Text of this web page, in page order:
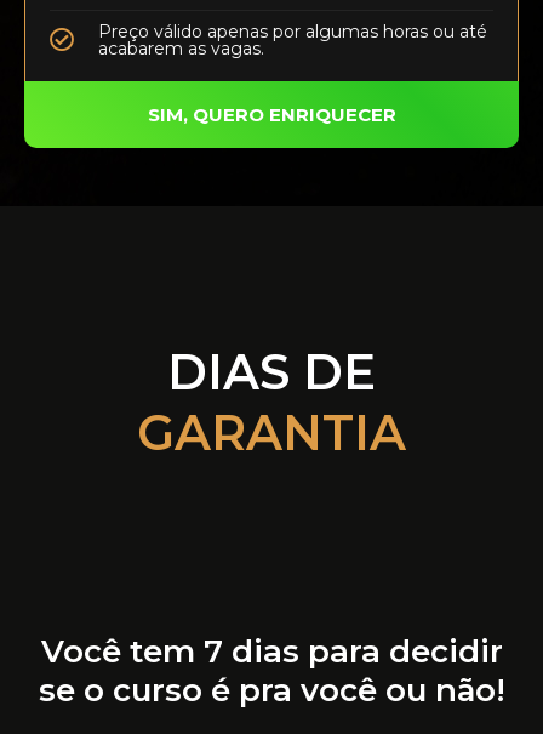
Preço válido apenas por algumas horas ou até
acabarem as vagas.
SIM, QUERO ENRIQUECER
DIAS DE
GARANTIA
Você tem 7 dias para decidir
se o curso é pra você ou não!